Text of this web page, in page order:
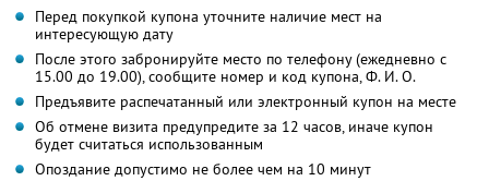
Перед покупкой купона уточните наличие мест на
интересующую дату
После этого забронируйте место по телефону (ежедневно с
15.00 до 19.00), сообщите номер и код купона, Ф. И. О.
Предъявите распечатанный или электронный купон на месте
Об отмене визита предупредите за 12 часов, иначе купон
будет считаться использованным
Опоздание допустимо не более чем на 10 минут